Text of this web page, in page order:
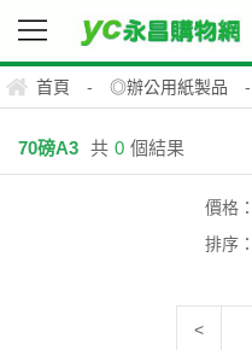
首頁 - ◎辦公用紙製品 -
70磅A3 共 0 個結果
價格：
排序：
<